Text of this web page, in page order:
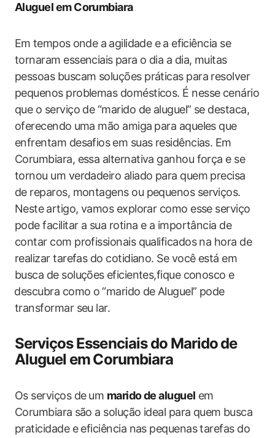
Aluguel em Corumbiara
Em ⁢tempos ⁤onde a⁣ agilidade e ⁤a eficiência se
tornaram essenciais⁢ para ‍o dia a ‌dia, muitas
pessoas buscam soluções práticas para resolver
pequenos problemas domésticos. É nesse cenário
que o serviço de “marido de​ aluguel” se destaca,
oferecendo ⁢uma​ mão​ amiga ⁤para aqueles que
enfrentam desafios ⁤em suas residências. Em
Corumbiara, essa alternativa ganhou força e se
tornou um‍ verdadeiro ‌aliado​ para ‌quem precisa
de reparos, montagens ou pequenos serviços.
Neste⁤ artigo, vamos ‌explorar como esse serviço
pode facilitar a sua rotina e a importância de
contar com profissionais qualificados na hora de
realizar tarefas do cotidiano. ‌Se você está em
busca de soluções⁤ eficientes,fique conosco e
⁤descubra como o⁣ “marido de ⁣Aluguel” pode
transformar seu‍ lar.
Serviços Essenciais do Marido⁢ de
Aluguel em ⁣Corumbiara
Os serviços ‌de ⁢um marido de ‍aluguel em
Corumbiara⁤ são a solução ideal para quem⁤ busca
praticidade e eficiência nas pequenas tarefas do